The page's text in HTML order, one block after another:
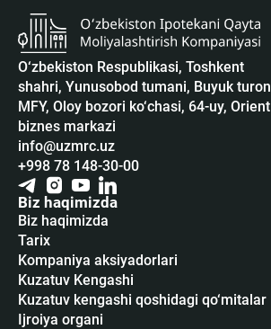
O‘zbekiston Respublikasi, Toshkent
shahri, Yunusobod tumani, Buyuk turon
MFY, Oloy bozori ko‘chasi, 64-uy, Orient
biznes markazi
info@uzmrc.uz
+998 78 148-30-00
Biz haqimizda
Biz haqimizda
Tarix
Kompaniya aksiyadorlari
Kuzatuv Kengashi
Kuzatuv kengashi qoshidagi qo‘mitalar
Ijroiya organi